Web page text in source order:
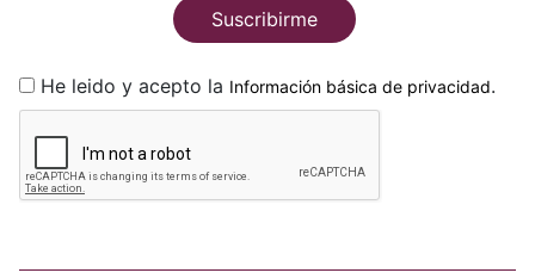
Suscribirme
He leido y acepto la Información básica de privacidad.